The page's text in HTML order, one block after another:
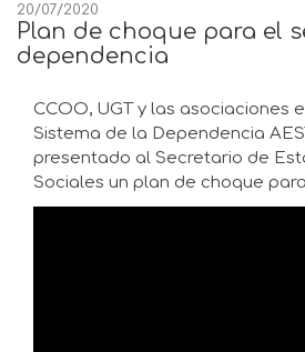
20/07/2020
Plan de choque para el
dependencia
CCOO, UGT y las asociaciones
Sistema de la Dependencia
presentado al Secretario de
Sociales un plan de choque